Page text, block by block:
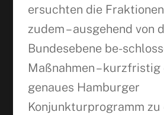
ersuchten die
zudem – ausgehend von
Bundesebene be-
Maßnahmen – kurzfristig
genaues Hamburger
Konjunkturprogramm zu